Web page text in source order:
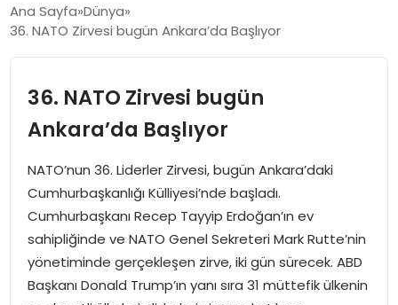
MALIYETLERINI AZALTIYOR’
Ana Sayfa Dünya
36. NATO Zirvesi bugün Ankara’da Başlıyor
36. NATO Zirvesi bugün
Ankara’da Başlıyor
NATO’nun 36. Liderler Zirvesi, bugün Ankara’daki
Cumhurbaşkanlığı Külliyesi’nde başladı.
Cumhurbaşkanı Recep Tayyip Erdoğan’ın ev
sahipliğinde ve NATO Genel Sekreteri Mark Rutte’nin
yönetiminde gerçekleşen zirve, iki gün sürecek. ABD
Başkanı Donald Trump’ın yanı sıra 31 müttefik ülkenin